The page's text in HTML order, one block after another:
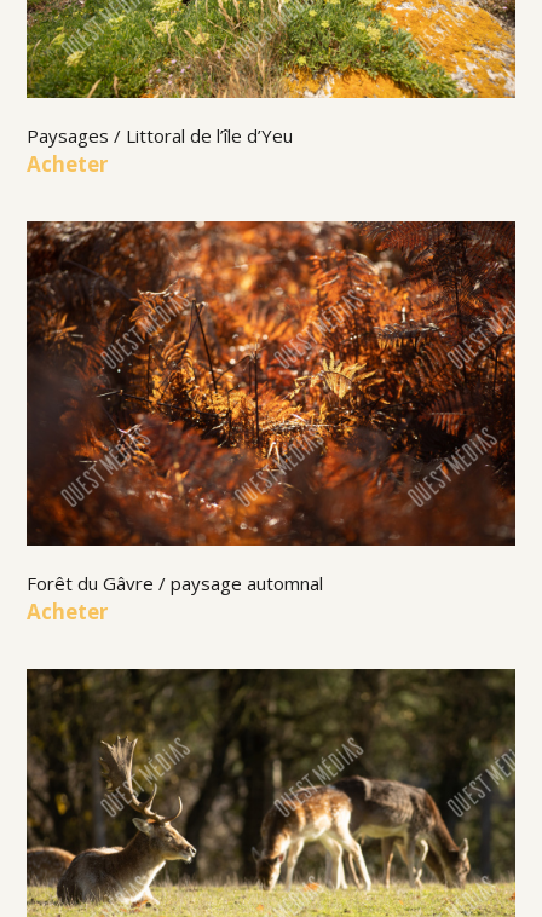
Paysages / Littoral de l’île d’Yeu
Acheter
Forêt du Gâvre / paysage automnal
Acheter